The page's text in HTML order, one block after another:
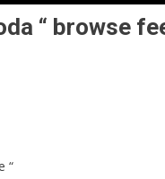
“ browse
“